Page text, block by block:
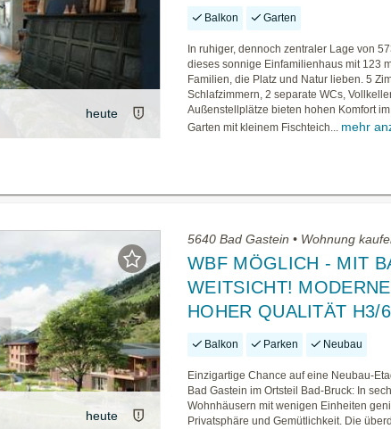
heute
Balkon Garten
In ruhiger, dennoch zentraler Lage von
dieses sonnige Einfamilienhaus mit 123
Familien, die Platz und Natur lieben. 5
Schlafzimmern, 2 separate WCs,
Außenstellplätze bieten hohen Komfort
Garten mit kleinem Fischteich... mehr
heute
5640 Bad Gastein • Wohnung
WBF MÖGLICH - MIT
WEITSICHT!
HOHER QUALITÄT H3/6
Balkon Parken Neubau
Einzigartige Chance auf eine Neubau-
Bad Gastein im Ortsteil Bad-Bruck: In
Wohnhäusern mit wenigen Einheiten
Privatsphäre und Gemütlichkeit. Die